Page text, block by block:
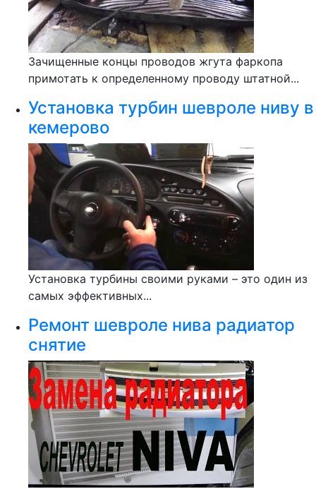
Зачищенные концы проводов жгута фаркопа
примотать к определенному проводу штатной...
Установка турбин шевроле ниву в
кемерово
Установка турбины своими руками – это один из
самых эффективных...
Ремонт шевроле нива радиатор
снятие